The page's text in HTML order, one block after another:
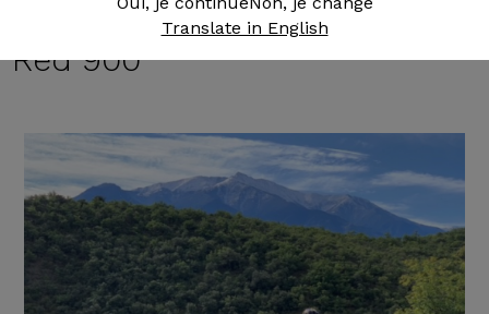
Translate in English
400 - Roues Fulcrum Rapid
Red 900